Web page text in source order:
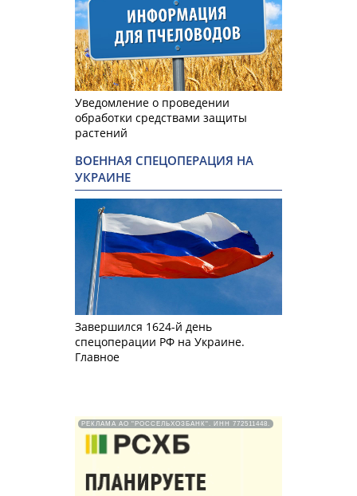
Уведомление о проведении
обработки средствами защиты
растений
ВОЕННАЯ СПЕЦОПЕРАЦИЯ НА
УКРАИНЕ
Завершился 1624-й день
спецоперации РФ на Украине.
Главное
РЕКЛАМА АО "РОССЕЛЬХОЗБАНК". ИНН 772511448.